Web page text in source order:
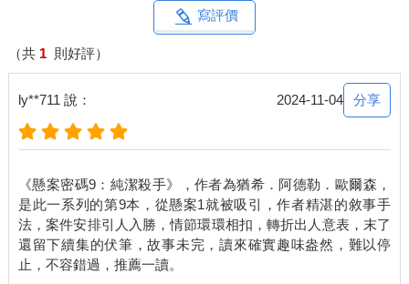
廠整個崩毀，她的車子也翻了過來，就在離她幾公尺遠處。
她心跳怦怦加速，轉著身體到處查看。
「麥克斯！」她尖叫，接著再也聽不到自己的聲音。
另一次爆炸再度來襲。
第二章 馬庫斯
當凶殺組組長馬庫斯．亞各布森發現他的首席警官正垂著頭坐在
辦公桌後，眼睛緊閉，嘴巴大張，他想著，這成何體統！
他輕輕推一推桌下的腳丫。
「希望我沒打斷任何重要的事，卡爾。」他苦笑著說。
寫評價
（共 1 則好評）
ly**711 說： 2024-11-04 分享
《懸案密碼9：純潔殺手》，作者為猶希．阿德勒．歐爾森，
是此一系列的第9本，從懸案1就被吸引，作者精湛的敘事手
法，案件安排引人入勝，情節環環相扣，轉折出人意表，末了
還留下續集的伏筆，故事未完，讀來確實趣味盎然，難以停